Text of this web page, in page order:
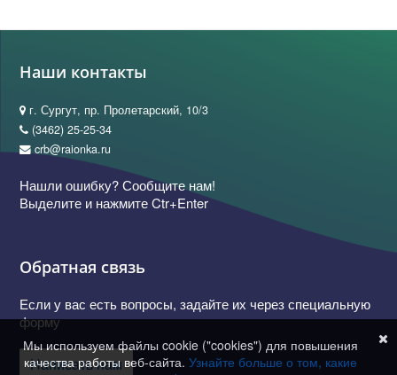
Наши контакты
г. Сургут, пр. Пролетарский, 10/3
(3462) 25-25-34
crb@raionka.ru
Нашли ошибку? Сообщите нам!
Выделите и нажмите Ctr+Enter
Обратная связь
Если у вас есть вопросы, задайте их через специальную
форму
Написать нам
Мы используем файлы cookie ("cookies") для повышения
качества работы веб-сайта. Узнайте больше о том, какие